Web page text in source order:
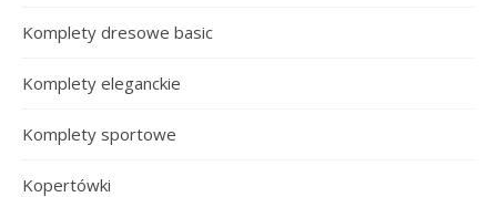
Komplety dresowe basic
Komplety eleganckie
Komplety sportowe
Kopertówki